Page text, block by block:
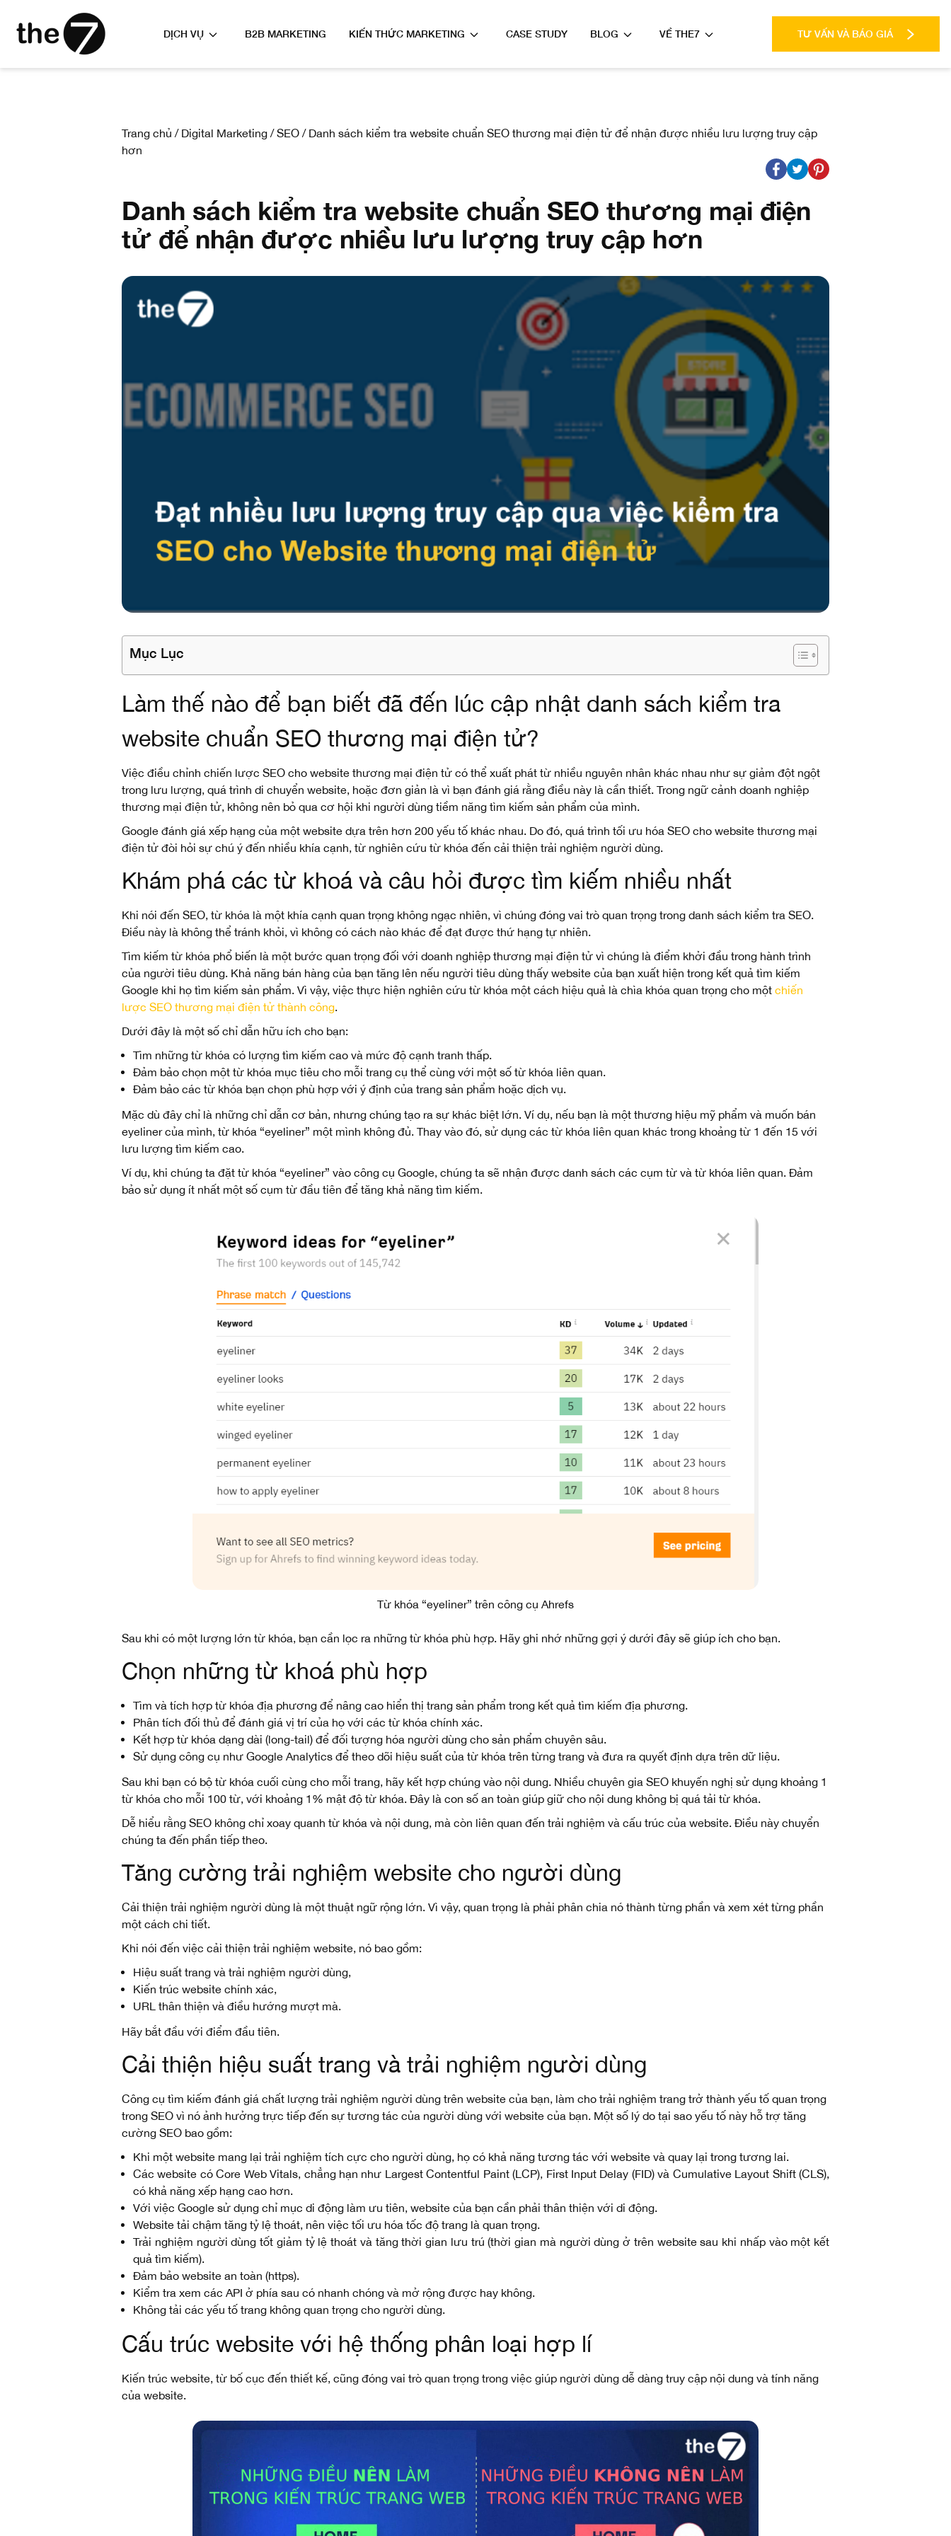
DỊCH VỤ B2B MARKETING KIẾN THỨC MARKETING CASE STUDY BLOG VỀ THE7 TƯ VẤN VÀ BÁO GIÁ
Trang chủ / Digital Marketing /SEO / Danh sách kiểm tra website chuẩn SEO thương mại điện tử để nhận được nhiều lưu lượng truy cập
hơn
Danh sách kiểm tra website chuẩn SEO thương mại điện
tử để nhận được nhiều lưu lượng truy cập hơn
Mục Lục
Làm thế nào để bạn biết đã đến lúc cập nhật danh sách kiểm tra
website chuẩn SEO thương mại điện tử?
Việc điều chỉnh chiến lược SEO cho website thương mại điện tử có thể xuất phát từ nhiều nguyên nhân khác nhau như sự giảm đột ngột
trong lưu lượng, quá trình di chuyển website, hoặc đơn giản là vì bạn đánh giá rằng điều này là cần thiết. Trong ngữ cảnh doanh nghiệp
thương mại điện tử, không nên bỏ qua cơ hội khi người dùng tiềm năng tìm kiếm sản phẩm của mình.
Google đánh giá xếp hạng của một website dựa trên hơn 200 yếu tố khác nhau. Do đó, quá trình tối ưu hóa SEO cho website thương mại
điện tử đòi hỏi sự chú ý đến nhiều khía cạnh, từ nghiên cứu từ khóa đến cải thiện trải nghiệm người dùng.
Khám phá các từ khoá và câu hỏi được tìm kiếm nhiều nhất
Khi nói đến SEO, từ khóa là một khía cạnh quan trọng không ngạc nhiên, vì chúng đóng vai trò quan trọng trong danh sách kiểm tra SEO.
Điều này là không thể tránh khỏi, vì không có cách nào khác để đạt được thứ hạng tự nhiên.
Tìm kiếm từ khóa phổ biến là một bước quan trọng đối với doanh nghiệp thương mại điện tử vì chúng là điểm khởi đầu trong hành trình
của người tiêu dùng. Khả năng bán hàng của bạn tăng lên nếu người tiêu dùng thấy website của bạn xuất hiện trong kết quả tìm kiếm
Google khi họ tìm kiếm sản phẩm. Vì vậy, việc thực hiện nghiên cứu từ khóa một cách hiệu quả là chìa khóa quan trọng cho một chiến
lược SEO thương mại điện tử thành công.
Dưới đây là một số chỉ dẫn hữu ích cho bạn:
Tìm những từ khóa có lượng tìm kiếm cao và mức độ cạnh tranh thấp.
Đảm bảo chọn một từ khóa mục tiêu cho mỗi trang cụ thể cùng với một số từ khóa liên quan.
Đảm bảo các từ khóa bạn chọn phù hợp với ý định của trang sản phẩm hoặc dịch vụ.
Mặc dù đây chỉ là những chỉ dẫn cơ bản, nhưng chúng tạo ra sự khác biệt lớn. Ví dụ, nếu bạn là một thương hiệu mỹ phẩm và muốn bán
eyeliner của mình, từ khóa “eyeliner” một mình không đủ. Thay vào đó, sử dụng các từ khóa liên quan khác trong khoảng từ 1 đến 15 với
lưu lượng tìm kiếm cao.
Ví dụ, khi chúng ta đặt từ khóa “eyeliner” vào công cụ Google, chúng ta sẽ nhận được danh sách các cụm từ và từ khóa liên quan. Đảm
bảo sử dụng ít nhất một số cụm từ đầu tiên để tăng khả năng tìm kiếm.
Từ khóa “eyeliner” trên công cụ Ahrefs
Sau khi có một lượng lớn từ khóa, bạn cần lọc ra những từ khóa phù hợp. Hãy ghi nhớ những gợi ý dưới đây sẽ giúp ích cho bạn.
Chọn những từ khoá phù hợp
Tìm và tích hợp từ khóa địa phương để nâng cao hiển thị trang sản phẩm trong kết quả tìm kiếm địa phương.
Phân tích đối thủ để đánh giá vị trí của họ với các từ khóa chính xác.
Kết hợp từ khóa dạng dài (long-tail) để đối tượng hóa người dùng cho sản phẩm chuyên sâu.
Sử dụng công cụ như Google Analytics để theo dõi hiệu suất của từ khóa trên từng trang và đưa ra quyết định dựa trên dữ liệu.
Sau khi bạn có bộ từ khóa cuối cùng cho mỗi trang, hãy kết hợp chúng vào nội dung. Nhiều chuyên gia SEO khuyến nghị sử dụng khoảng 1
từ khóa cho mỗi 100 từ, với khoảng 1% mật độ từ khóa. Đây là con số an toàn giúp giữ cho nội dung không bị quá tải từ khóa.
Dễ hiểu rằng SEO không chỉ xoay quanh từ khóa và nội dung, mà còn liên quan đến trải nghiệm và cấu trúc của website. Điều này chuyển
chúng ta đến phần tiếp theo.
Tăng cường trải nghiệm website cho người dùng
Cải thiện trải nghiệm người dùng là một thuật ngữ rộng lớn. Vì vậy, quan trọng là phải phân chia nó thành từng phần và xem xét từng phần
một cách chi tiết.
Khi nói đến việc cải thiện trải nghiệm website, nó bao gồm:
Hiệu suất trang và trải nghiệm người dùng,
Kiến trúc website chính xác,
URL thân thiện và điều hướng mượt mà.
Hãy bắt đầu với điểm đầu tiên.
Cải thiện hiệu suất trang và trải nghiệm người dùng
Công cụ tìm kiếm đánh giá chất lượng trải nghiệm người dùng trên website của bạn, làm cho trải nghiệm trang trở thành yếu tố quan trọng
trong SEO vì nó ảnh hưởng trực tiếp đến sự tương tác của người dùng với website của bạn. Một số lý do tại sao yếu tố này hỗ trợ tăng
cường SEO bao gồm:
Khi một website mang lại trải nghiệm tích cực cho người dùng, họ có khả năng tương tác với website và quay lại trong tương lai.
Các website có Core Web Vitals, chẳng hạn như Largest Contentful Paint (LCP), First Input Delay (FID) và Cumulative Layout Shift (CLS),
có khả năng xếp hạng cao hơn.
Với việc Google sử dụng chỉ mục di động làm ưu tiên, website của bạn cần phải thân thiện với di động.
Website tải chậm tăng tỷ lệ thoát, nên việc tối ưu hóa tốc độ trang là quan trọng.
Trải nghiệm người dùng tốt giảm tỷ lệ thoát và tăng thời gian lưu trú (thời gian mà người dùng ở trên website sau khi nhấp vào một kết
quả tìm kiếm).
Đảm bảo website an toàn (https).
Kiểm tra xem các API ở phía sau có nhanh chóng và mở rộng được hay không.
Không tải các yếu tố trang không quan trọng cho người dùng.
Cấu trúc website với hệ thống phân loại hợp lí
Kiến trúc website, từ bố cục đến thiết kế, cũng đóng vai trò quan trọng trong việc giúp người dùng dễ dàng truy cập nội dung và tính năng
của website.